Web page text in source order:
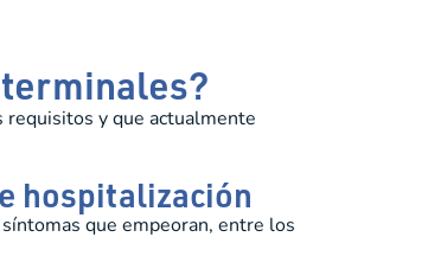
requisitos y que actualmente
hospitalización
que empeoran, entre los